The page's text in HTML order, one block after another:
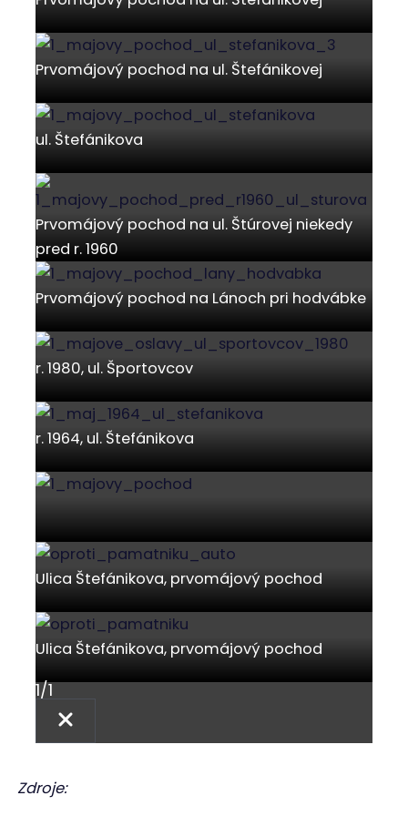
Prvomájový pochod na ul. Štefánikovej
ul. Štefánikova
Prvomájový pochod na ul. Štúrovej niekedy
pred r. 1960
Prvomájový pochod na Lánoch pri hodvábke
r. 1980, ul. Športovcov
r. 1964, ul. Štefánikova
Ulica Štefánikova, prvomájový pochod
Ulica Štefánikova, prvomájový pochod
1/1
Zdroje: